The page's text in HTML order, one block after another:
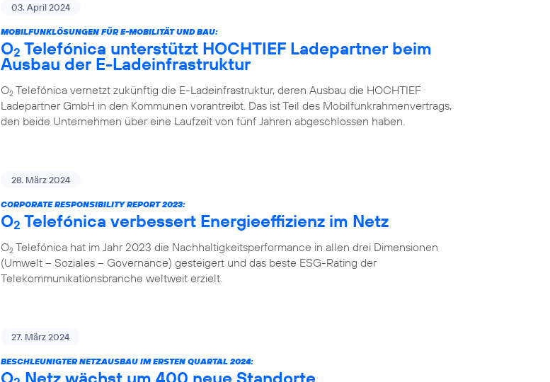
03. April 2024
MOBILFUNKLÖSUNGEN FÜR E-MOBILITÄT UND BAU:
O2 Telefónica unterstützt HOCHTIEF Ladepartner beim
Ausbau der E-Ladeinfrastruktur
O2 Telefónica vernetzt zukünftig die E-Ladeinfrastruktur, deren Ausbau die HOCHTIEF
Ladepartner GmbH in den Kommunen vorantreibt. Das ist Teil des Mobilfunkrahmenvertrags,
den beide Unternehmen über eine Laufzeit von fünf Jahren abgeschlossen haben.
28. März 2024
CORPORATE RESPONSIBILITY REPORT 2023:
O2 Telefónica verbessert Energieeffizienz im Netz
O2 Telefónica hat im Jahr 2023 die Nachhaltigkeitsperformance in allen drei Dimensionen
(Umwelt – Soziales – Governance) gesteigert und das beste ESG-Rating der
Telekommunikationsbranche weltweit erzielt.
27. März 2024
BESCHLEUNIGTER NETZAUSBAU IM ERSTEN QUARTAL 2024:
O Netz wächst um 400 neue Standorte